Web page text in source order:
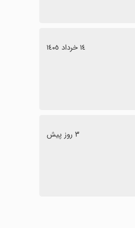
١٤ خرداد ١٤٠٥
٣ روز پیش